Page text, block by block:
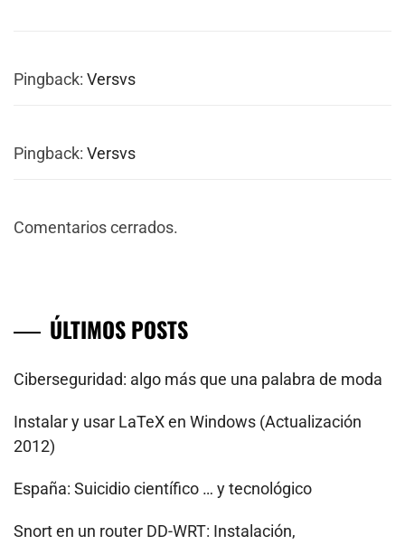
Pingback: Versvs
Pingback: Versvs
Comentarios cerrados.
ÚLTIMOS POSTS
Ciberseguridad: algo más que una palabra de moda
Instalar y usar LaTeX en Windows (Actualización
2012)
España: Suicidio científico … y tecnológico
Snort en un router DD-WRT: Instalación,